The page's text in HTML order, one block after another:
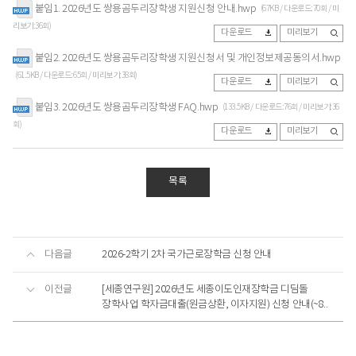
붙임1. 2026년도 쌍용곰두리장학생 지원신청 안내.hwp (67KB / 다운로드:70회 / 미
리보기:36회)
다운로드 미리보기
붙임2. 2026년도 쌍용곰두리장학생 지원신청서 및 개인정보제공동의서.hwp
(61.5KB / 다운로드:65회 / 미리보기:38회)
다운로드 미리보기
붙임3. 2026년도 쌍용곰두리장학생 FAQ.hwp (133.5KB / 다운로드:76회 / 미리보기:36
회)
다운로드 미리보기
목록
다음글 2026-2학기 2차 국가근로장학금 신청 안내
이전글
[세종연구원] 2026년도 세종이도인재장학금 디딤돌
장학사업 학자금대출(원금상환, 이자지원) 신청 안내(~8..